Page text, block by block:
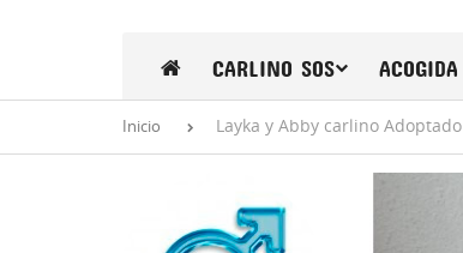
CARLINO SOS ACOGIDA
Inicio Layka y Abby carlino Adoptado